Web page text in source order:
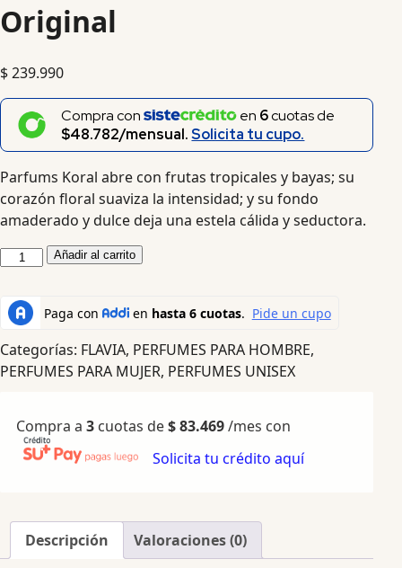
Original
$239.990
Compra con en 6cuotas de
$48.782/mensual.Solicita tu cupo.
Parfums Koral abre con frutas tropicales y bayas; su
corazón floral suaviza la intensidad; y su fondo
amaderado y dulce deja una estela cálida y seductora.
Añadir al carrito
Categorías: FLAVIA, PERFUMES PARA HOMBRE,
PERFUMES PARA MUJER, PERFUMES UNISEX
Compra a 3 cuotas de$83.469/mes con
Solicita tu crédito aquí
Descripción Valoraciones (0)